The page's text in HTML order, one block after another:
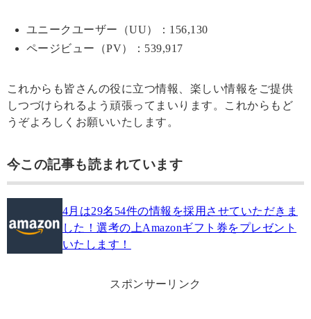
ユニークユーザー（UU）：156,130
ページビュー（PV）：539,917
これからも皆さんの役に立つ情報、楽しい情報をご提供
しつづけられるよう頑張ってまいります。これからもど
うぞよろしくお願いいたします。
今この記事も読まれています
4月は29名54件の情報を採用させていただきま
した！選考の上Amazonギフト券をプレゼント
いたします！
スポンサーリンク